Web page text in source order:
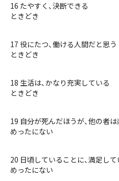
16 たやすく、決断できる
ときどき
17 役にたつ、働ける人間だと思う
ときどき
18 生活は、かなり充実している
ときどき
19 自分が死んだほうが、他の者
めったにない
20 日頃していることに、満足して
めったにない